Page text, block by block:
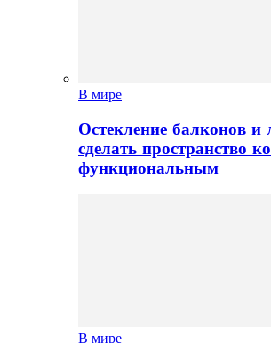
В мире
Остекление балконов и
сделать пространство
функциональным
В мире